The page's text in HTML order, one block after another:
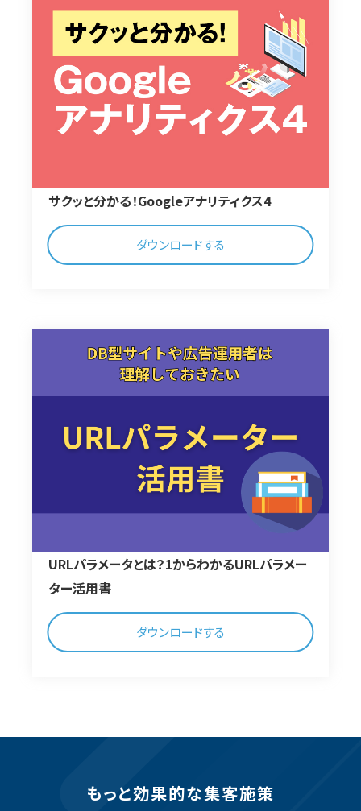
サクッと分かる！Googleアナリティクス4
ダウンロードする
URLパラメータとは？1からわかるURLパラメー
ター活用書
ダウンロードする
もっと効果的な集客施策